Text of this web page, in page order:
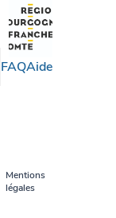
FAQAide
Mentions
légales